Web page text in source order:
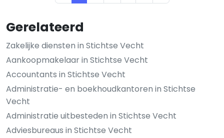
Gerelateerd
Zakelijke diensten in Stichtse Vecht
Aankoopmakelaar in Stichtse Vecht
Accountants in Stichtse Vecht
Administratie- en boekhoudkantoren in Stichtse
Vecht
Administratie uitbesteden in Stichtse Vecht
Adviesbureaus in Stichtse Vecht